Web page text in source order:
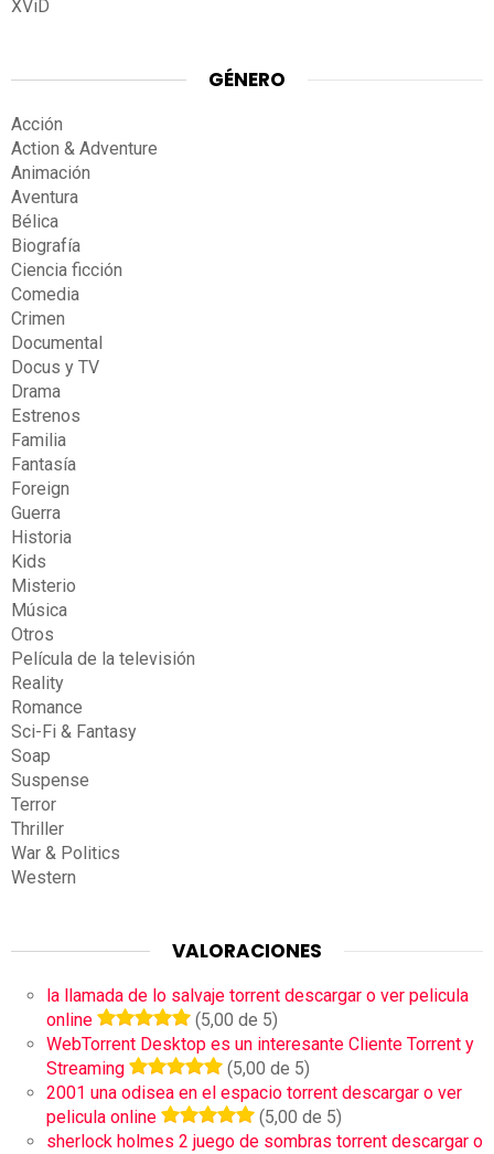
XViD
GÉNERO
Acción
Action & Adventure
Animación
Aventura
Bélica
Biografía
Ciencia ficción
Comedia
Crimen
Documental
Docus y TV
Drama
Estrenos
Familia
Fantasía
Foreign
Guerra
Historia
Kids
Misterio
Música
Otros
Película de la televisión
Reality
Romance
Sci-Fi & Fantasy
Soap
Suspense
Terror
Thriller
War & Politics
Western
VALORACIONES
la llamada de lo salvaje torrent descargar o ver pelicula
online
(5,00 de 5)
WebTorrent Desktop es un interesante Cliente Torrent y
Streaming
(5,00 de 5)
2001 una odisea en el espacio torrent descargar o ver
pelicula online
(5,00 de 5)
sherlock holmes 2 juego de sombras torrent descargar o